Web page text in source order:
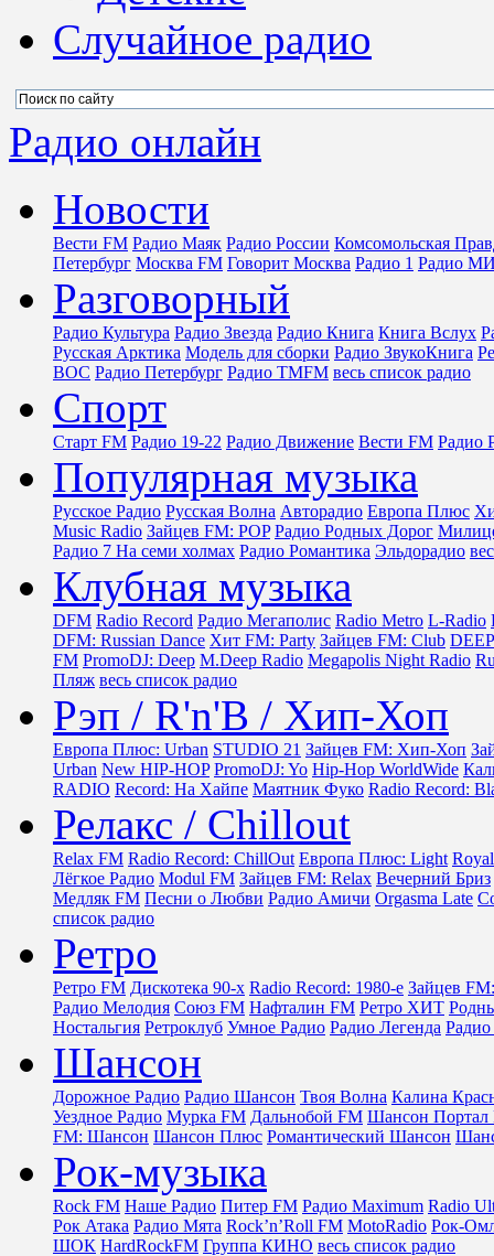
Случайное радио
Радио онлайн
Новости
Вести FM Радио Маяк Радио России Комсомольская
Петербург Москва FM Говорит Москва Радио 1 Радио
Разговорный
Радио Культура Радио Звезда Радио Книга Книга Вслух
Русская Арктика Модель для сборки Радио ЗвукоКнига
ВОС Радио Петербург Радио TMFM весь список радио
Спорт
Старт FM Радио 19-22 Радио Движение Вести FM Радио
Популярная музыка
Русское Радио Русская Волна Авторадио Европа Плюс
Music Radio Зайцев FM: POP Радио Родных Дорог
Радио 7 На семи холмах Радио Романтика Эльдорадио
Клубная музыка
DFM Radio Record Радио Мегаполис Radio Metro L-Radio
DFM: Russian Dance Хит FM: Party Зайцев FM: Club
FM PromoDJ: Deep M.Deep Radio Megapolis Night Radio
Пляж весь список радио
Рэп / R'n'B / Хип-Хоп
Европа Плюс: Urban STUDIO 21 Зайцев FM: Хип-Хоп
Urban New HIP-HOP PromoDJ: Yo Hip-Hop WorldWide
RADIO Record: На Хайпе Маятник Фуко Radio Record:
Релакс / Chillout
Relax FM Radio Record: ChillOut Европа Плюс: Light
Лёгкое Радио Modul FM Зайцев FM: Relax Вечерний Бриз
Медляк FM Песни о Любви Радио Амичи Orgasma Late
список радио
Ретро
Ретро FM Дискотека 90-х Radio Record: 1980-e Зайцев
Радио Мелодия Союз FM Нафталин FM Ретро ХИТ
Ностальгия Ретроклуб Умное Радио Радио Легенда
Шансон
Дорожное Радио Радио Шансон Твоя Волна Калина
Уездное Радио Мурка FM Дальнобой FM Шансон Портал
FM: Шансон Шансон Плюс Романтический Шансон
Рок-музыка
Rock FM Наше Радио Питер FM Радио Maximum Radio
Рок Атака Радио Мята Rock’n’Roll FM MotoRadio Рок-
ШОК HardRockFM Группа КИНО весь список радио